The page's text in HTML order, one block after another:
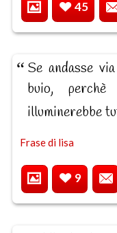
45
Se andasse
buio,
illuminerebbe
Frase di lisa
9